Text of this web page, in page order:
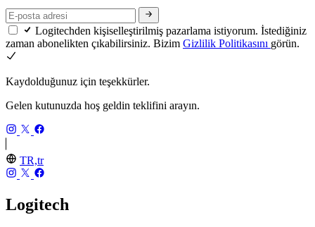
Logitechden kişiselleştirilmiş pazarlama istiyorum. İstediğiniz
zaman abonelikten çıkabilirsiniz. Bizim Gizlilik Politikasını görün.
Kaydolduğunuz için teşekkürler.
Gelen kutunuzda hoş geldin teklifini arayın.
TR,tr
Logitech